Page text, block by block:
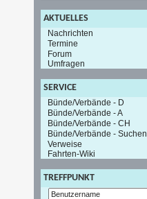
AKTUELLES
Nachrichten
Termine
Forum
Umfragen
SERVICE
Bünde/Verbände - D
Bünde/Verbände - A
Bünde/Verbände - CH
Bünde/Verbände - Suchen
Verweise
Fahrten-Wiki
TREFFPUNKT